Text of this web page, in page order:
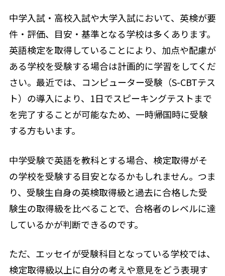
中学入試・高校入試や大学入試において、英検が要
件・評価、目安・基準となる学校は多くあります。
英語検定を取得していることにより、加点や配慮が
ある学校を受験する場合は計画的に学習をしてくだ
さい。最近では、コンピューター受験（S-CBTテス
ト）の導入により、1日でスピーキングテストまで
を完了することが可能なため、一時帰国時に受験
する方もいます。
中学受験で英語を教科とする場合、検定取得がそ
の学校を受験する目安となるかもしれません。つま
り、受験生自身の英検取得級と過去に合格した受
験生の取得級を比べることで、合格者のレベルに達
しているかが判断できるのです。
ただ、エッセイが受験科目となっている学校では、
検定取得級以上に自分の考えや意見をどう表現す